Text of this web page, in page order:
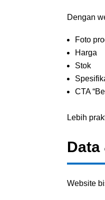
Dengan
Foto
Harga
Stok
CTA
Lebih
Website